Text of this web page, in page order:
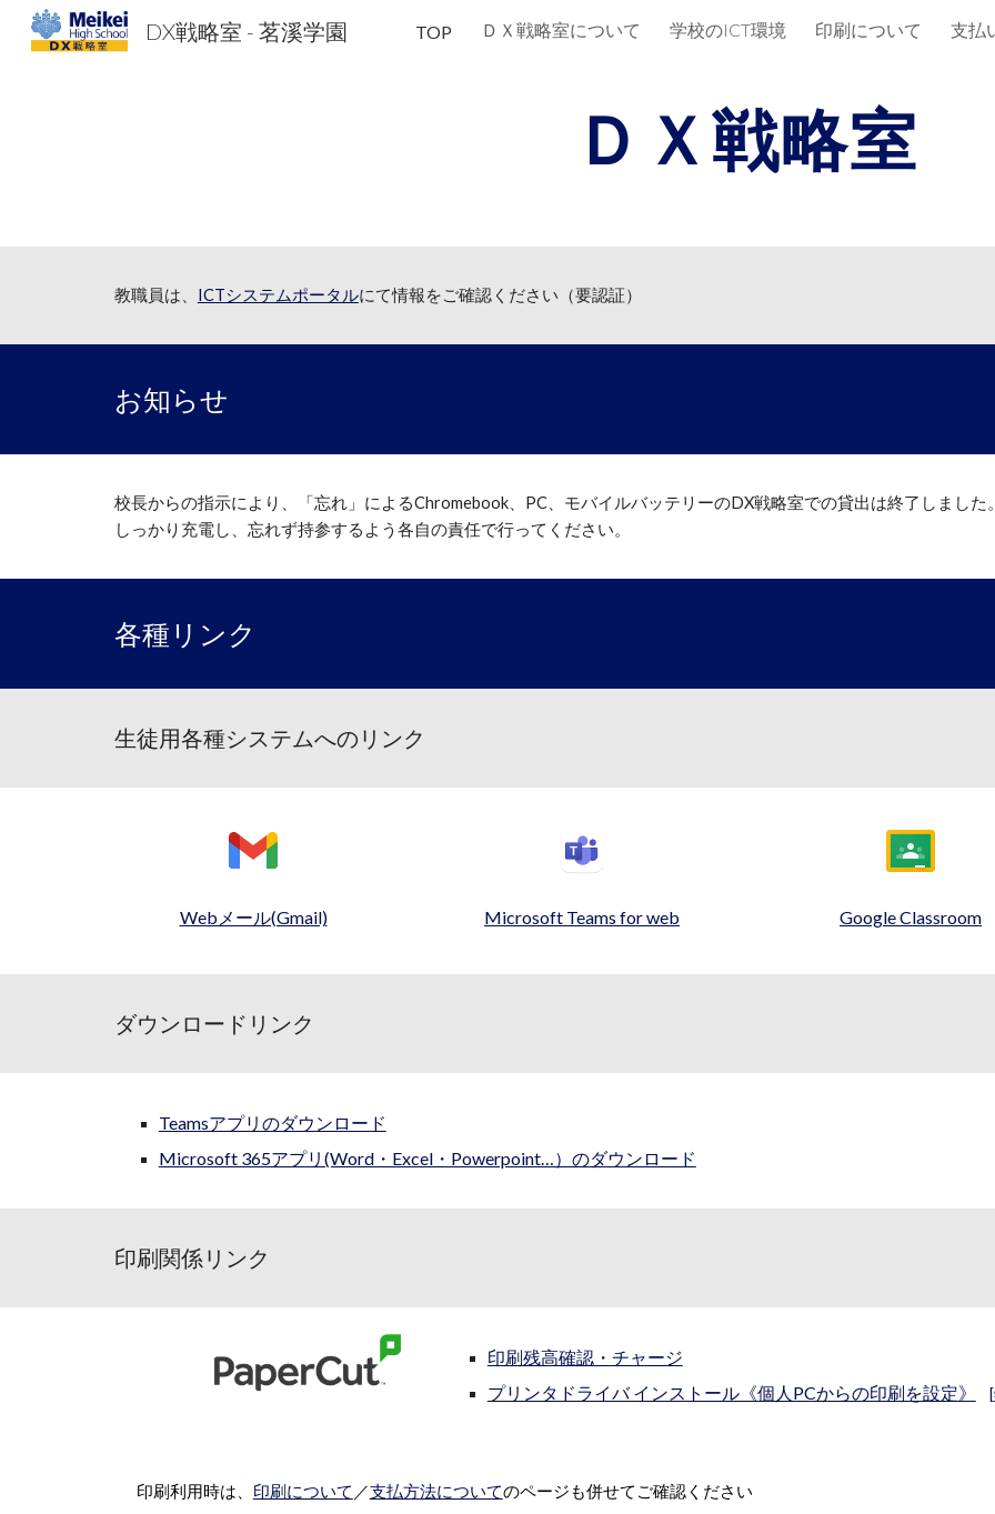
Skip to main content Skip to
DX戦略室 - 茗溪学園 TOP ＤＸ戦略室について 学校のICT環境 印刷について 支払
ＤＸ戦略室
教職員は、 ICTシステムポータルにて情報をご確認ください（要認証）
お知らせ
校長からの指示により、「忘れ」によるChromebook、PC、モバイルバッテリーのDX戦略室での貸出は終了しました。
しっかり充電し、忘れず持参するよう各自の責任で行ってください。
各種リンク
生徒用各種システムへのリンク
Webメール(Gmail) Microsoft Teams for web Google Classroom
ダウンロードリンク
Teamsアプリのダウンロード
Microsoft 365アプリ(Word・Excel・Powerpoint…）のダウンロード
印刷関係リンク
印刷残高確認・チャージ
プリンタドライバ インストール《個人PCからの印刷を設定》
[
印刷利用時は、 印刷について ／支払方法についてのページも併せてご確認ください